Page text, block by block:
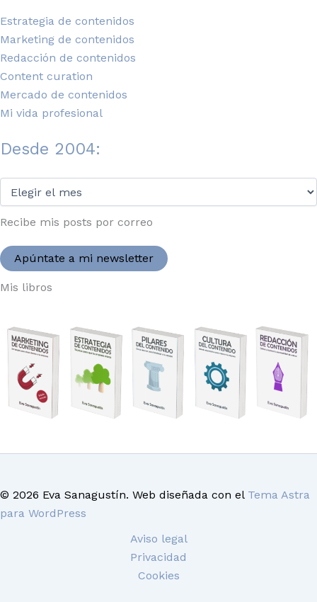
Estrategia de contenidos
Marketing de contenidos
Redacción de contenidos
Content curation
Mercado de contenidos
Mi vida profesional
Desde 2004:
2004:
Recibe mis posts por correo
Apúntate a mi newsletter
Mis libros
© 2026 Eva Sanagustín. Web diseñada con el Tema Astra
para WordPress
Aviso legal
Privacidad
Cookies